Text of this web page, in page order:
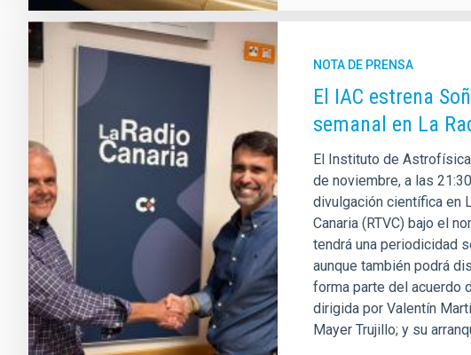
NOTA DE PRENSA
El IAC estrena
semanal en La
El Instituto de
de noviembre, a las
divulgación científica en
Canaria (RTVC) bajo el
tendrá una periodicidad
aunque también podrá
forma parte del acuerdo
dirigida por Valentín
Mayer Trujillo; y su